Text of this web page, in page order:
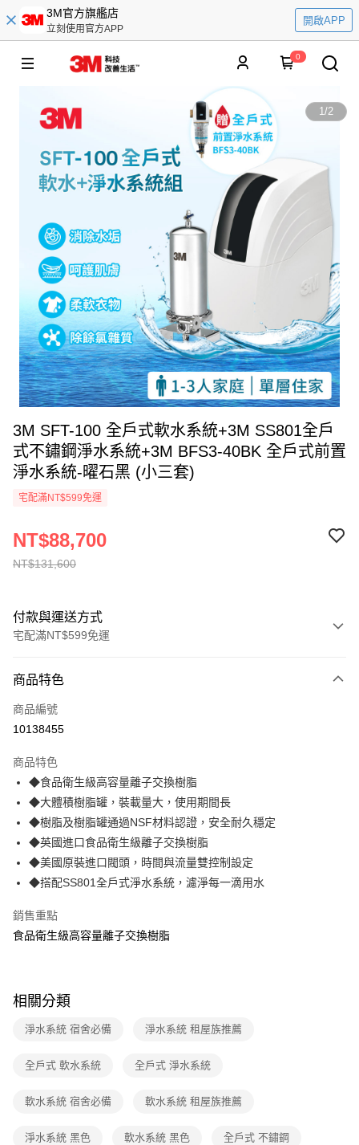
3M官方旗艦店
立刻使用官方APP
開啟APP
0
1/2
3M SFT-100 全戶式軟水系統+3M SS801全戶
式不鏽鋼淨水系統+3M BFS3-40BK 全戶式前置
淨水系統-曜石黑 (小三套)
宅配滿NT$599免運
NT$131,600
NT$88,700
付款與運送方式
宅配滿NT$599免運
信用卡一次付款
信用卡分期付款
合作金庫商業銀行
華南商業銀行
彰化商業銀行
上海商業儲蓄銀行
台北富邦商業銀行
國泰世華商業銀行
兆豐國際商業銀行
臺灣中小企業銀行
台中商業銀行
匯豐（台灣）商業銀行
華泰商業銀行
聯邦商業銀行
遠東國際商業銀行
元大商業銀行
永豐商業銀行
台新國際商業銀行
台灣樂天信用卡公司
LINE Pay
Apple Pay
街口支付
悠遊付
相關說明
【關於「AFTEE先享後付」】
３．安心：先確認商品／服務後，再付款。
【「AFTEE先享後付」結帳流程】
結帳頁面，進行簡訊認證並確認金額後，即可完成結帳。
ATM／網路銀行／等多元方式進行付款，方視為交易完成。
購買商品的店家。未經商家同意取消之訂單仍視為有效，需透過AFTEE先享
ATM付款
宅配
每筆NT$70，滿NT$599(含以上)免運費
商品特色
商品編號
10138455
商品特色
◆食品衛生級高容量離子交換樹脂
◆大體積樹脂罐，裝載量大，使用期間長
◆樹脂及樹脂罐通過NSF材料認證，安全耐久穩定
◆英國進口食品衛生級離子交換樹脂
◆美國原裝進口閥頭，時間與流量雙控制設定
◆搭配SS801全戶式淨水系統，濾淨每一滴用水
銷售重點
食品衛生級高容量離子交換樹脂
相關分類
淨水系統 宿舍必備 淨水系統 租屋族推薦
全戶式 軟水系統 全戶式 淨水系統
軟水系統 宿舍必備 軟水系統 租屋族推薦
淨水系統 黑色 軟水系統 黑色 全戶式 不鏽鋼